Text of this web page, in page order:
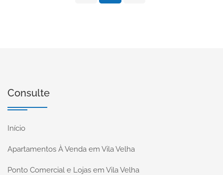
Consulte
Início
Apartamentos À Venda em Vila Velha
Ponto Comercial e Lojas em Vila Velha